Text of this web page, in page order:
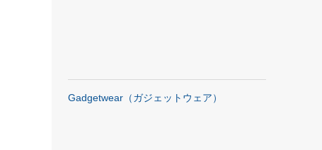
Gadgetwear（ガジェットウェア）